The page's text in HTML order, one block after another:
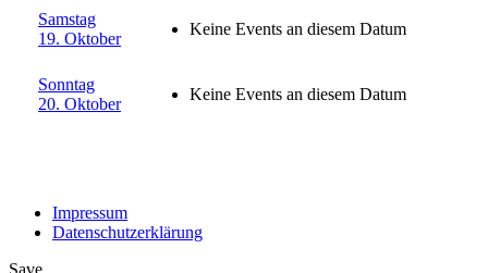
Samstag
19. Oktober
Keine Events an diesem Datum
Sonntag
20. Oktober
Keine Events an diesem Datum
Impressum
Datenschutzerklärung